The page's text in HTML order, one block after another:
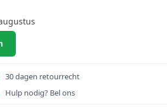
30 dagen retourrecht
Hulp nodig? Bel ons